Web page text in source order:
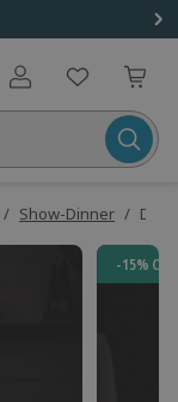
Benutzerkonto
/ Show-Dinner /
-15%